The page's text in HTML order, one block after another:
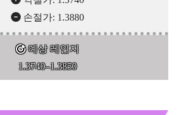
손절가: 1.3880
예상 레인지
1.3740–1.3850